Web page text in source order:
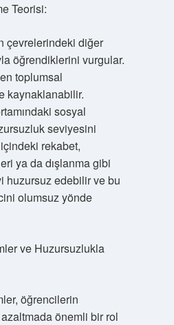
Teorisi:
çevrelerindeki diğer
öğrendiklerini vurgular.
toplumsal
kaynaklanabilir.
sosyal
seviyesini
rekabet,
ya da dışlanma gibi
huzursuz edebilir ve bu
olumsuz yönde
ve Huzursuzlukla
öğrencilerin
azaltmada önemli bir rol